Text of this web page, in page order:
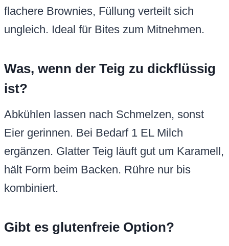
flachere Brownies, Füllung verteilt sich
ungleich. Ideal für Bites zum Mitnehmen.
Was, wenn der Teig zu dickflüssig
ist?
Abkühlen lassen nach Schmelzen, sonst
Eier gerinnen. Bei Bedarf 1 EL Milch
ergänzen. Glatter Teig läuft gut um Karamell,
hält Form beim Backen. Rühre nur bis
kombiniert.
Gibt es glutenfreie Option?